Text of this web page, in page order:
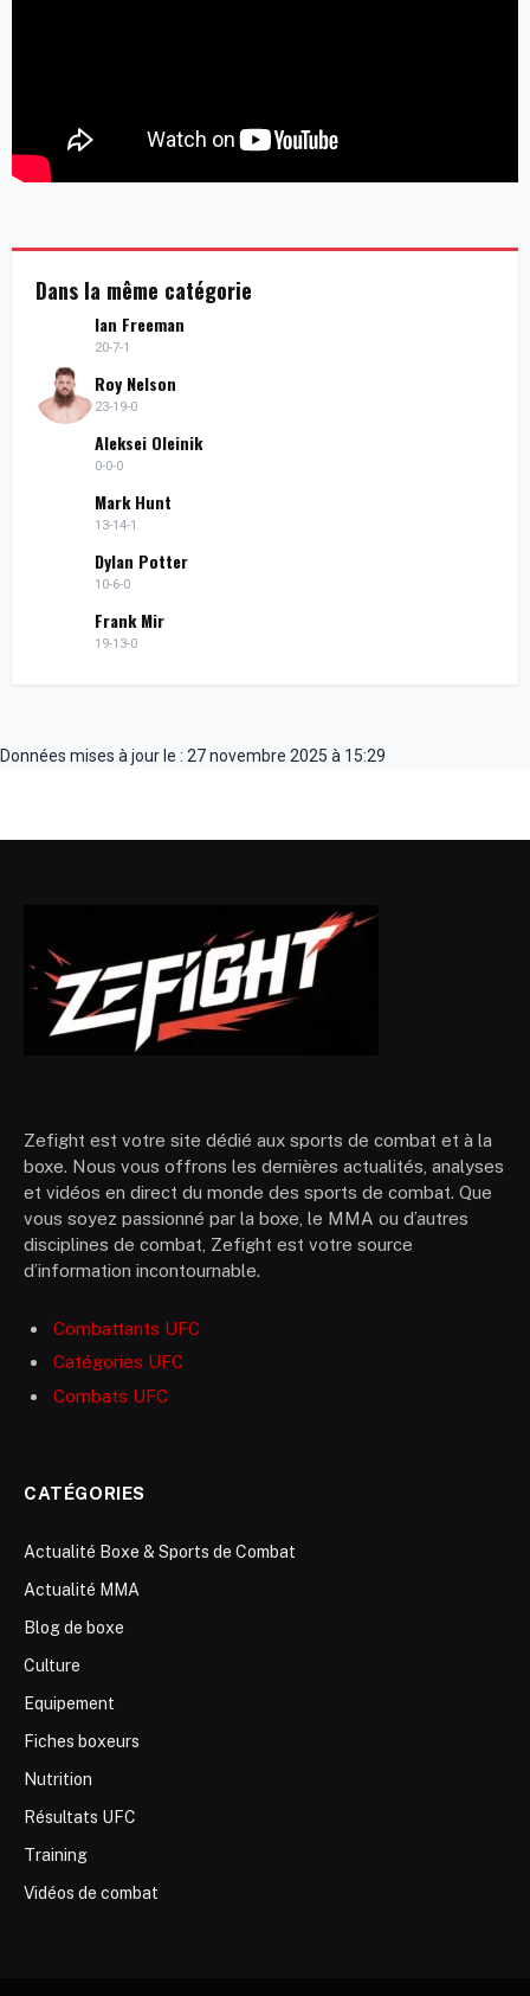
Dans la même catégorie
Ian Freeman
20-7-1
Roy Nelson
23-19-0
Aleksei Oleinik
0-0-0
Mark Hunt
13-14-1
Dylan Potter
10-6-0
Frank Mir
19-13-0
Données mises à jour le : 27 novembre 2025 à 15:29
Zefight est votre site dédié aux sports de combat et à la
boxe. Nous vous offrons les dernières actualités, analyses
et vidéos en direct du monde des sports de combat. Que
vous soyez passionné par la boxe, le MMA ou d’autres
disciplines de combat, Zefight est votre source
d’information incontournable.
Combattants UFC
Catégories UFC
Combats UFC
CATÉGORIES
Actualité Boxe & Sports de Combat
Actualité MMA
Blog de boxe
Culture
Equipement
Fiches boxeurs
Nutrition
Résultats UFC
Training
Vidéos de combat